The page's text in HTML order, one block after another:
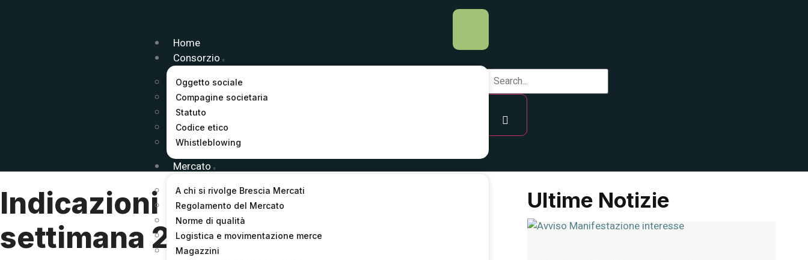
Home
Consorzio
Oggetto sociale
Compagine societaria
Statuto
Codice etico
Whistleblowing
Mercato
A chi si rivolge Brescia Mercati
Regolamento del Mercato
Norme di qualità
Logistica e movimentazione merce
Magazzini
Indicazioni prezzi del 17 giugno –
settimana 24/2016
Ultime Notizie